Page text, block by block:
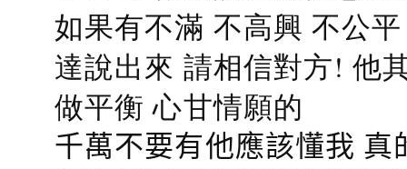
如果有不滿 不高興 不公
達說出來 請相信對方! 他
做平衡 心甘情願的
千萬不要有他應該懂我